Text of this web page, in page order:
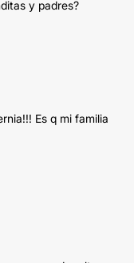
y padres?
Es q mi familia